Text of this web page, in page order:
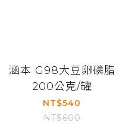
涵本 G98大豆卵磷脂
200公克/罐
NT$540
NT$600